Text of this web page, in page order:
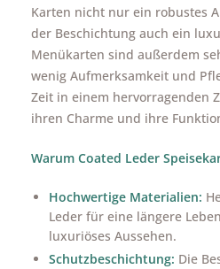
Karten nicht nur ein robustes
der Beschichtung auch ein
Menükarten sind außerdem
wenig Aufmerksamkeit und
Zeit in einem hervorragenden
ihren Charme und ihre
Warum Coated Leder
Hochwertige Materialien:
Leder für eine längere
luxuriöses Aussehen.
Schutzbeschichtung: Die